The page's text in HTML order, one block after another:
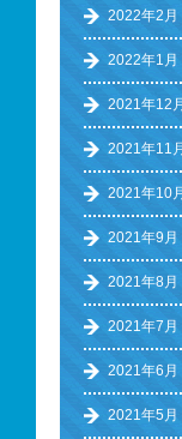
2022年2月
2022年1月
2021年12月
2021年11月
2021年10月
2021年9月
2021年8月
2021年7月
2021年6月
2021年5月